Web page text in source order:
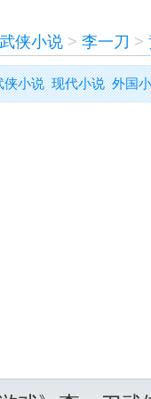
武侠小说> 李一刀 >
侠小说 现代小说 外国